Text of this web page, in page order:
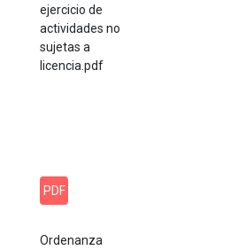
ejercicio de
actividades no
sujetas a
licencia.pdf
PDF
Ordenanza